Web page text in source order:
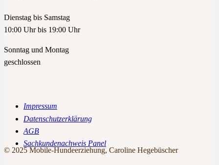
Dienstag bis Samstag
10:00 Uhr bis 19:00 Uhr
Sonntag und Montag
geschlossen
Impressum
Datenschutzerklärung
AGB
Sachkundenachweis Panel
© 2025 Mobile-Hundeerziehung, Caroline Hegebüscher